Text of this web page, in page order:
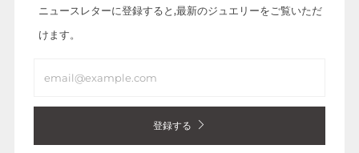
ニュースレターに登録すると,最新のジュエリーをご覧いただ
けます。
登録する